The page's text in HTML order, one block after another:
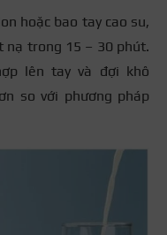
hoặc bao tay cao su,
nạ trong 15 – 30 phút.
lên tay và đợi khô
so với phương pháp